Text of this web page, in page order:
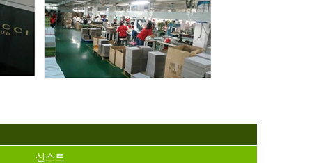
신스트